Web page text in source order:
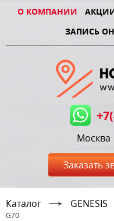
О КОМПАНИИ
ЗАПИСЬ
Москва
Заказать
Каталог GENESIS
G70